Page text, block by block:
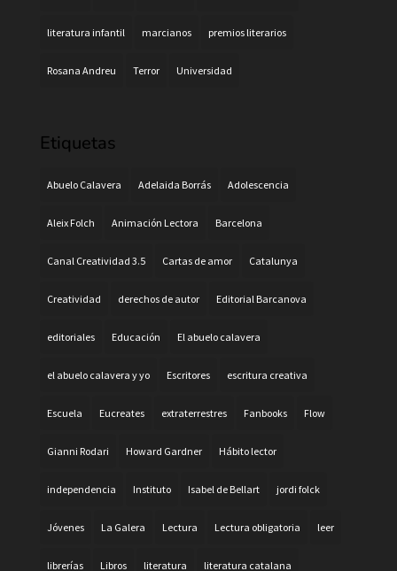
literatura infantil marcianos premios literarios
Rosana Andreu Terror Universidad
Etiquetas
Abuelo Calavera Adelaida Borrás Adolescencia
Aleix Folch Animación Lectora Barcelona
Canal Creatividad 3.5 Cartas de amor Catalunya
Creatividad derechos de autor Editorial Barcanova
editoriales Educación El abuelo calavera
el abuelo calavera y yo Escritores escritura creativa
Escuela Eucreates extraterrestres Fanbooks Flow
Gianni Rodari Howard Gardner Hábito lector
independencia Instituto Isabel de Bellart jordi folck
Jóvenes La Galera Lectura Lectura obligatoria leer
librerías Libros literatura literatura catalana